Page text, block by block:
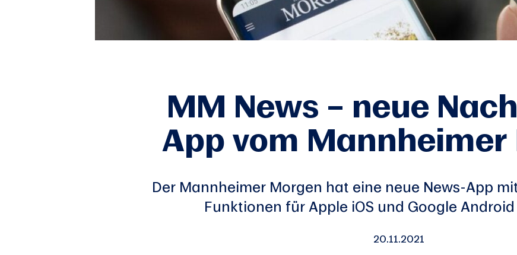
MM News – neue
App vom Mannheimer
Der Mannheimer Morgen hat eine neue News-App
Funktionen für Apple iOS und Google
20.11.2021